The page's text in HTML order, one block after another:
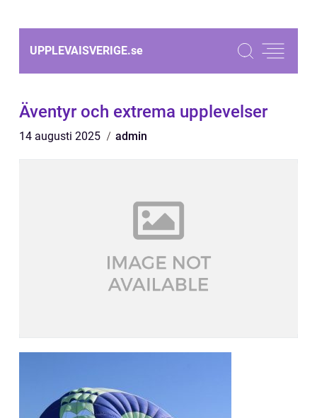
UPPLEVAISVERIGE.se
Äventyr och extrema upplevelser
14 augusti 2025 admin